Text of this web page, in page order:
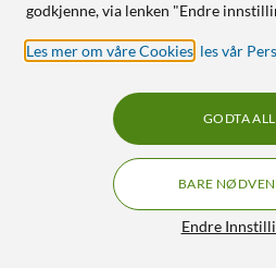
Terapilys 12000 lux
4.5
Velegnet mot trøtthet
godkjenne, via lenken "Endre
Les mer om våre Cookies les vår
Endre
BARE
GODTA